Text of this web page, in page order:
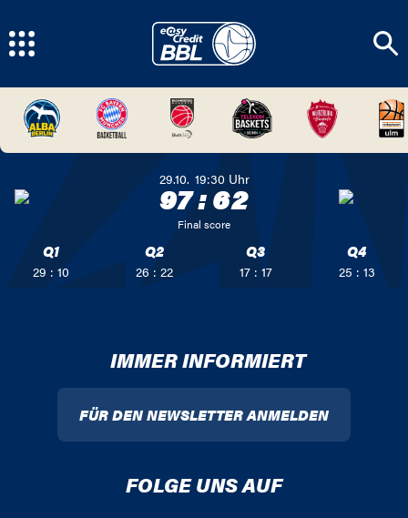
29.10. 19:30 Uhr
97:62
Final score
Q1
29 : 10
Q2
26 : 22
Q3
17 : 17
Q4
25 : 13
IMMER INFORMIERT
FÜR DEN NEWSLETTER ANMELDEN
FOLGE UNS AUF